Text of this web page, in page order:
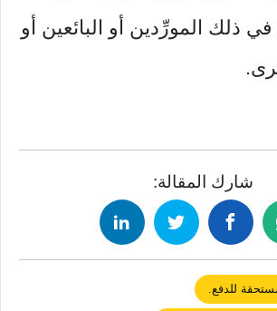
في ذلك المورِّدين أو البائعين أو
شارك المقالة:
للدفع.